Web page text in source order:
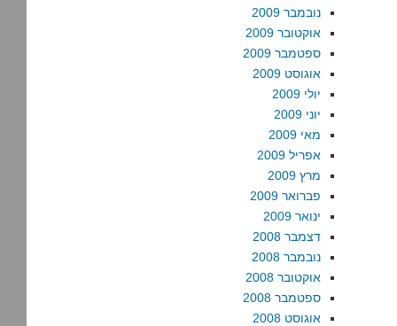
נובמבר 2009
אוקטובר 2009
ספטמבר 2009
אוגוסט 2009
יולי 2009
יוני 2009
מאי 2009
אפריל 2009
מרץ 2009
פברואר 2009
ינואר 2009
דצמבר 2008
נובמבר 2008
אוקטובר 2008
ספטמבר 2008
אוגוסט 2008